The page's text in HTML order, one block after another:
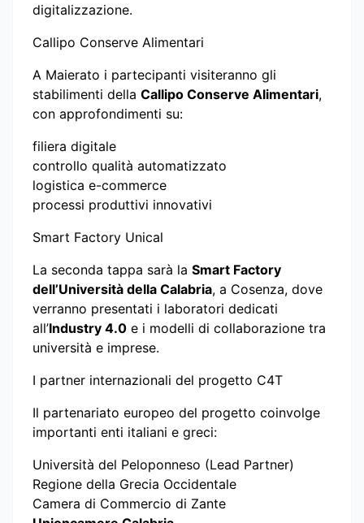
digitalizzazione.
Callipo Conserve Alimentari
A Maierato i partecipanti visiteranno gli
stabilimenti della Callipo Conserve Alimentari,
con approfondimenti su:
filiera digitale
controllo qualità automatizzato
logistica e-commerce
processi produttivi innovativi
Smart Factory Unical
La seconda tappa sarà la Smart Factory
dell’Università della Calabria, a Cosenza, dove
verranno presentati i laboratori dedicati
all’Industry 4.0 e i modelli di collaborazione tra
università e imprese.
I partner internazionali del progetto C4T
Il partenariato europeo del progetto coinvolge
importanti enti italiani e greci:
Università del Peloponneso (Lead Partner)
Regione della Grecia Occidentale
Camera di Commercio di Zante